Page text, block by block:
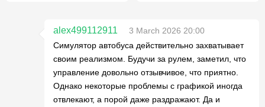
alex499112911
3 March 2026 20:00
Симулятор автобуса действительно захватывает
своим реализмом. Будучи за рулем, заметил, что
управление довольно отзывчивое, что приятно.
Однако некоторые проблемы с графикой иногда
отвлекают, а порой даже раздражают. Да и